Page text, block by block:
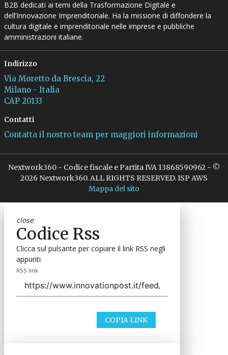
B2B dedicati ai temi della Trasformazione Digitale e
dell’Innovazione Imprenditoriale. Ha la missione di diffondere la
cultura digitale e imprenditoriale nelle imprese e pubbliche
amministrazioni italiane.
Indirizzo
Via Moretto da Brescia, 22
Milano - Italia
CAP 20133
Contatti
Contatta il nostro team per maggiori informazioni
Nextwork360 - Codice fiscale e Partita IVA 13868590962 - ©
2026 Nextwork360. ALL RIGHTS RESERVED. ISP AWS
Mappa del sito
close
Codice Rss
Clicca sul pulsante per copiare il link RSS negli
appunti.
RSS link
COPIA LINK